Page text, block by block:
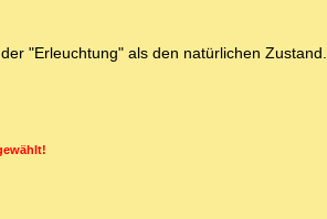
"Erleuchtung" als den natürlichen Zustand.